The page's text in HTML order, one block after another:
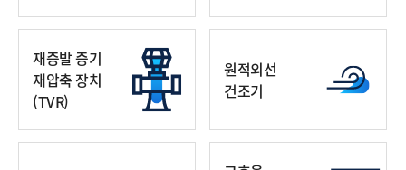
재증발 증기
재압축 장치
(TVR)
원적외선
건조기